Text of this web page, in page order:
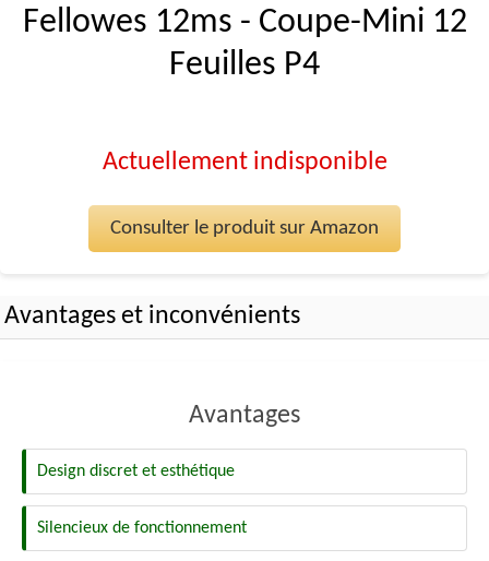
Fellowes 12ms - Coupe-Mini 12
Feuilles P4
Actuellement indisponible
Consulter le produit sur Amazon
Avantages et inconvénients
Avantages
Design discret et esthétique
Silencieux de fonctionnement